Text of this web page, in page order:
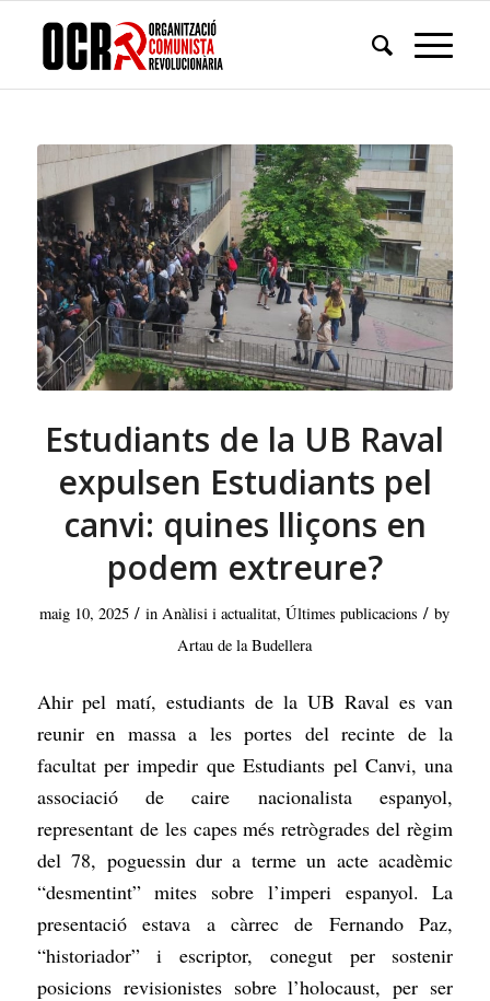
Estudiants de la UB Raval
expulsen Estudiants pel
canvi: quines lliçons en
podem extreure?
maig 10, 2025 / in Anàlisi i actualitat,Últimes publicacions / by
Artau de la Budellera
Ahir pel matí, estudiants de la UB Raval es van
reunir en massa a les portes del recinte de la
facultat per impedir que Estudiants pel Canvi, una
associació de caire nacionalista espanyol,
representant de les capes més retrògrades del règim
del 78, poguessin dur a terme un acteacadèmic
“desmentint” mites sobre l’imperi espanyol. La
presentació estava a càrrec de Fernando Paz,
“historiador” i escriptor, conegut per sostenir
posicions revisionistes sobrel’holocaust, per ser